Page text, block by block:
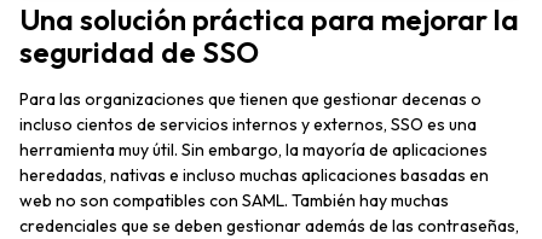
Una solución práctica para mejorar la
seguridad de SSO
Para las organizaciones que tienen que gestionar decenas o
incluso cientos de servicios internos y externos, SSO es una
herramienta muy útil. Sin embargo, la mayoría de aplicaciones
heredadas, nativas e incluso muchas aplicaciones basadas en
web no son compatibles con SAML. También hay muchas
credenciales que se deben gestionar además de las contraseñas,